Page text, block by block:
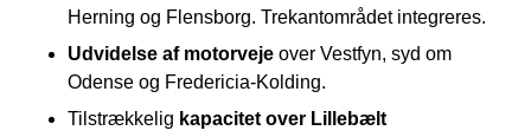
Herning og Flensborg. Trekantområdet integreres.
Udvidelse af motorveje over Vestfyn, syd om
Odense og Fredericia-Kolding.
Tilstrækkelig kapacitet over Lillebælt